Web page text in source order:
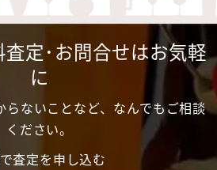
定･お問合せはお気軽
に
らないことなど、なんでもご相談
ください。
査定を申し込む